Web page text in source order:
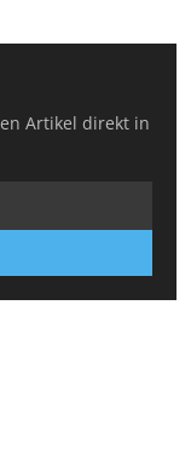
Artikel direkt in